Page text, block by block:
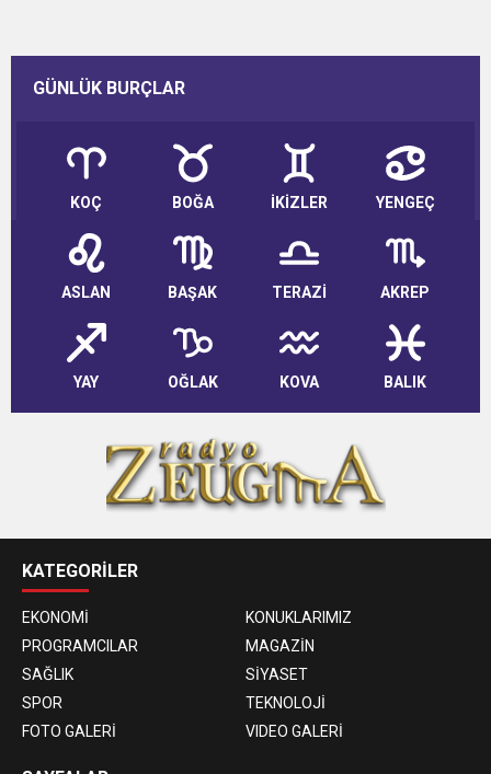
GÜNLÜK BURÇLAR
KOÇ BOĞA İKİZLER YENGEÇ
ASLAN BAŞAK TERAZİ AKREP
YAY OĞLAK KOVA BALIK
KATEGORİLER
EKONOMİ
KONUKLARIMIZ
PROGRAMCILAR
MAGAZİN
SAĞLIK
SİYASET
SPOR
TEKNOLOJİ
FOTO GALERİ
VIDEO GALERİ